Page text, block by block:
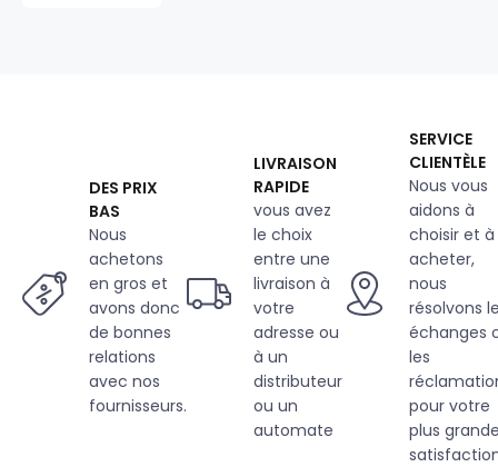
DES PRIX
BAS
Nous
achetons
en gros et
avons donc
de bonnes
relations
avec nos
fournisseurs.
LIVRAISON
RAPIDE
vous avez
le choix
entre une
livraison à
votre
adresse ou
à un
distributeur
ou un
automate
SERVICE
CLIENTÈLE
Nous vous
aidons à
choisir et à
acheter,
nous
résolvons
échanges
les
pour votre
plus